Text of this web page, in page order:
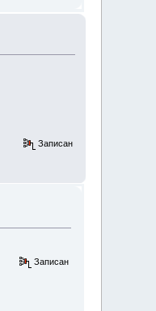
Записан
Записан